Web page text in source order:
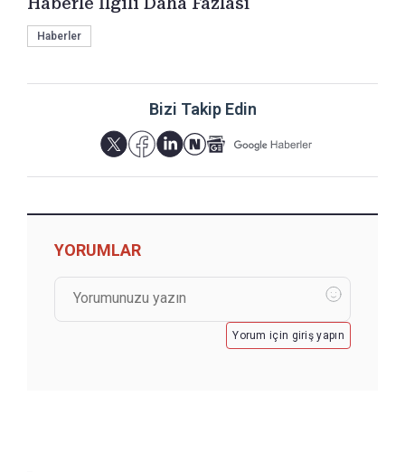
Haberler
Bizi Takip Edin
YORUMLAR
Yorum için giriş yapın